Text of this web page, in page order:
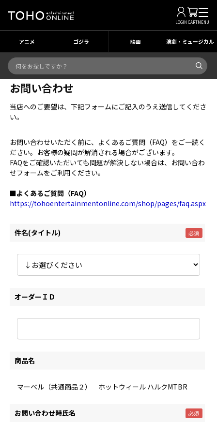
LOGIN CARTMENU
アニメ ゴジラ 映画 演劇・ミュージカル
お問い合わせ
当店へのご要望は、下記フォームにご記入のうえ送信してくださ
い。
お問い合わせいただく前に、よくあるご質問（FAQ）をご一読く
ださい。お客様の疑問が解消される場合がございます。
FAQをご確認いただいても問題が解決しない場合は、お問い合わ
せフォームをご利用ください。
■よくあるご質問（FAQ）
https://tohoentertainmentonline.com/shop/pages/faq.aspx
件名(タイトル)
オーダーＩＤ
商品名
マーベル（共通商品２） ホットウィール ハルクMTBR
お問い合わせ時氏名